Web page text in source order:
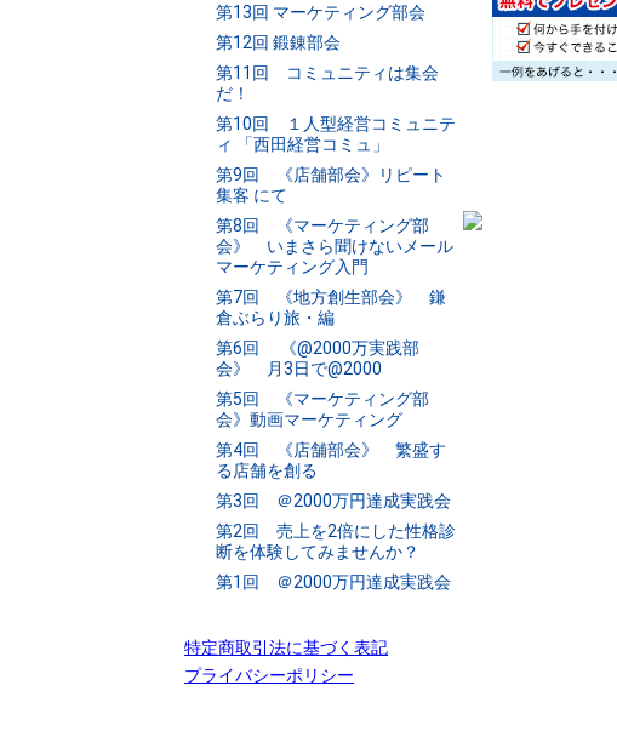
第13回 マーケティング部会
第12回 鍛錬部会
第11回 コミュニティは集会
だ！
第10回 １人型経営コミュニテ
ィ 「西田経営コミュ」
第9回 《店舗部会》リピート
集客 にて
第8回 《マーケティング部
会》 いまさら聞けないメール
マーケティング入門
第7回 《地方創生部会》 鎌
倉ぶらり旅・編
第6回 《@2000万実践部
会》 月3日で@2000
第5回 《マーケティング部
会》動画マーケティング
第4回 《店舗部会》 繁盛す
る店舗を創る
第3回 ＠2000万円達成実践会
第2回 売上を2倍にした性格診
断を体験してみませんか？
第1回 ＠2000万円達成実践会
特定商取引法に基づく表記
プライバシーポリシー